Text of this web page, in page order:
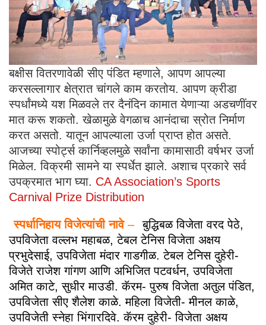
बक्षीस वितरणावेळी सीए पंडित म्हणाले, आपण आपल्या
करसल्लागार क्षेत्रात चांगले काम करतोय. आपण क्रीडा
स्पर्धांमध्ये यश मिळवले तर दैनंदिन कामात येणाऱ्या अडचणींवर
मात करू शकतो. खेळामुळे वेगळाच आनंदाचा स्रोत निर्माण
करत असतो. यातून आपल्याला उर्जा प्राप्त होत असते.
आजच्या स्पोर्ट्स कार्निव्हलमुळे सर्वांना कामासाठी वर्षभर उर्जा
मिळेल. विक्रमी सामने या स्पर्धेत झाले. अशाच प्रकारे सर्व
उपक्रमात भाग घ्या. CA Association’s Sports
Carnival Prize Distribution
स्पर्धानिहाय विजेत्यांची नावे– बुद्धिबळ विजेता वरद पेठे,
उपविजेता वल्लभ महाबळ, टेबल टेनिस विजेता अक्षय
प्रभुदेसाई, उपविजेता मंदार गाडगीळ. टेबल टेनिस दुहेरी-
विजेते राजेश गांगण आणि अभिजित पटवर्धन, उपविजेता
अमित काटे, सुधीर माउडी. कॅरम- पुरुष विजेता अतुल पंडित,
उपविजेता सीए शैलेश काळे. महिला विजेती- मीनल काळे,
उपविजेती स्नेहा भिंगारदिवे. कॅरम दुहेरी- विजेता अक्षय